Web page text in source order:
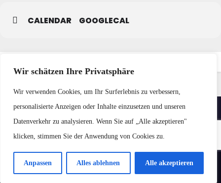
Wir schätzen Ihre Privatsphäre
Wir verwenden Cookies, um Ihr Surferlebnis zu verbessern,
personalisierte Anzeigen oder Inhalte einzusetzen und unseren
Datenverkehr zu analysieren. Wenn Sie auf „Alle akzeptieren"
klicken, stimmen Sie der Anwendung von Cookies zu.
Anpassen Alles ablehnen Alle akzeptieren
CALENDAR GOOGLECAL
Impressum / Datenschutz